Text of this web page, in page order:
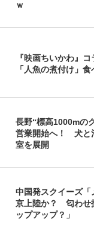
ｗ
『映画ちいかわ』
「人魚の煮付け」
長野“標高1000mの
営業開始へ！ 犬と
室を展開
中国発スクイーズ
京上陸か？ 匂わせ
ップアップ？」